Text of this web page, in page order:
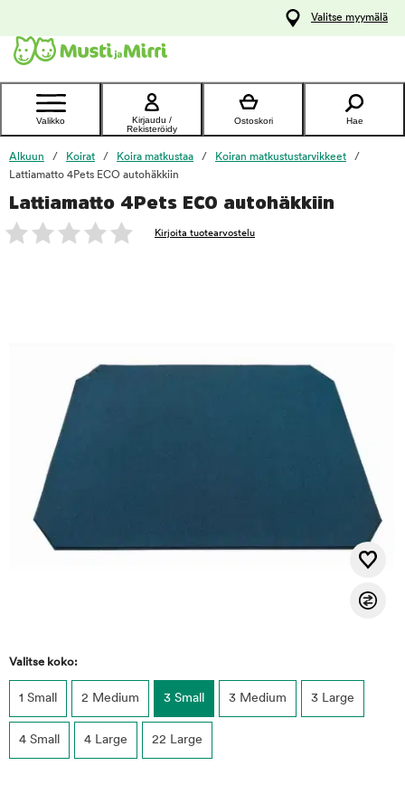
Ota yhteyttä
asiakaspalveluun
Valitse myymälä
Valikko
Kirjaudu /
Rekisteröidy
Ostoskori Hae
Alkuun Koirat Koira matkustaa
Koiran matkustustarvikkeet
Lattiamatto 4Pets ECO autohäkkiin
Lattiamatto 4Pets ECO autohäkkiin
Kirjoita tuotearvostelu
Valitse koko:
1 Small 2 Medium 3 Small 3 Medium 3 Large
4 Small 4 Large 22 Large
foo